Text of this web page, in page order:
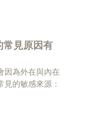
常見原因有
因為外在與內在
見的敏感來源：